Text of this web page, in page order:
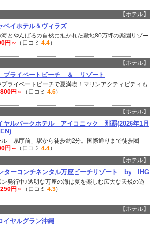
【ホテル】
ベイホテル＆ヴィラズ
とやんばるの自然に抱かれた敷地80万坪の楽園リゾー
円～ （口コミ 4.4）
【ホテル】
プライベートビーチ ＆ リゾート
プライベートビーチで夏満喫！マリンアクティビティも
円～ （口コミ 4.6）
【ホテル】
ルパークホテル アイコニック 那覇(2026年1月
「県庁前」駅から徒歩約2分。国際通りまで徒歩圏
円～ （口コミ 4.4）
【ホテル】
ターコンチネンタル万座ビーチリゾート by IHG
発行中♪透明な万座の海は夏を楽しむ広大な天然の遊
円～ （口コミ 4.3）
【ホテル】
イヤルグラン沖縄